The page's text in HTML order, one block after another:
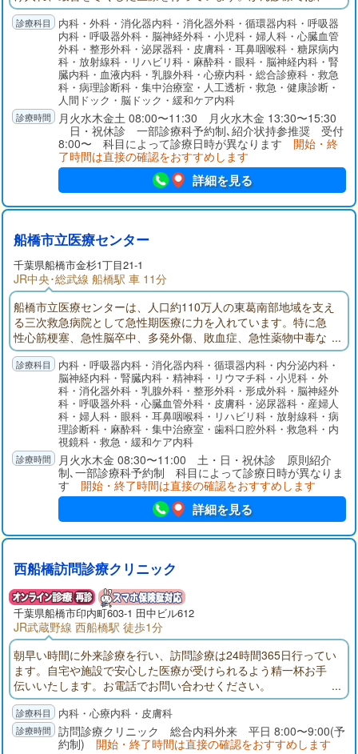
ET-CTや放射線治療装置、ダ・ヴィンチなどの先端医療機器導入
のほか、28床の緩和ケア病棟を完備し、全てのがん治療を完結
できる医療体制を確立しております。リハビリテーションで
は、回復期リハビリ病棟を56床増床し、さらに多くの患者様を
受け入れ、社会復帰に向けた支援を行ってまいります。
内科・外科・消化器内科・消化器外科・循環器内科・呼吸器
内科・呼吸器外科・脳神経外科・小児科・婦人科・心臓血管
外科・整形外科・泌尿器科・皮膚科・耳鼻咽喉科・糖尿病内
科・放射線科・リハビリ科・麻酔科・眼科・脳神経内科・腎
臓内科・血液内科・乳腺外科・心療内科・総合診療科・救急
科・病理診断科・集中治療室・人工透析・救急・健康診断・
人間ドック・脳ドック・緩和ケア内科
月火水木金土 08:00〜11:30 月火水木金 13:30〜15:30
日・祝休診 一部診療科予約制､紹介状持参推奨 受付
8:00〜 科目によって診療日時が異なります 開始・終
了時間は直接の確認をおすすめします
詳細を見る
船橋市立医療センター
千葉県船橋市金杉1丁目21-1
JR中央･総武線 船橋駅 車 11分
船橋市立医療センターは、人口約110万人の東葛南部地域を支え
る三次救急病院として急性期医療に力を入れています。特に急
性心筋梗塞、急性脳卒中、多発外傷、敗血症、急性薬物中毒な
ど超急性期治療が必要な疾患に対応し、その後の集中治療まで
の一貫した診療を提供しているのが特徴です。質が高く密度の
濃い医療サービス、さらには急性期リハビリ、回復期・療養型
病床、そして在宅療養に向けて患者さんが切れ目なく円滑に移
行できるよう取り組んでいます。
内科・呼吸器内科・消化器内科・循環器内科・内分泌内科・
脳神経内科・腎臓内科・精神科・リウマチ科・小児科・外
科・消化器外科・乳腺外科・整形外科・形成外科・脳神経外
科・呼吸器外科・心臓血管外科・皮膚科・泌尿器科・産婦人
科・婦人科・眼科・耳鼻咽喉科・リハビリ科・放射線科・病
理診断科・麻酔科・集中治療室・歯科口腔外科・救急科・内
視鏡科・救急・緩和ケア内科
月火水木金 08:30〜11:00 土・日・祝休診 原則紹介
制､一部診療科予約制 科目によって診療日時が異なりま
す 開始・終了時間は直接の確認をおすすめします
詳細を見る
西船橋訪問診療クリニック
千葉県船橋市印内町603-1 田中ビル612
JR武蔵野線 西船橋駅 徒歩1分
朝早い時間に外来診療を行い、訪問診療は24時間365日行ってい
ます。自宅や施設で安心した医療が受けられるよう精一杯お手
伝いいたします。お電話でお問い合わせください。
内科・心療内科・皮膚科
訪問診療クリニック 総合内科外来 平日 8:00〜9:00(予
約制) 開始・終了時間は直接の確認をおすすめします